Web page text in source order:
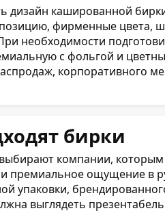
кашированной
фирменные цвета,
необходимости
с фольгой и
корпоративного
бирки
компании, которым
премиальное ощущение в
упаковки,
выглядеть